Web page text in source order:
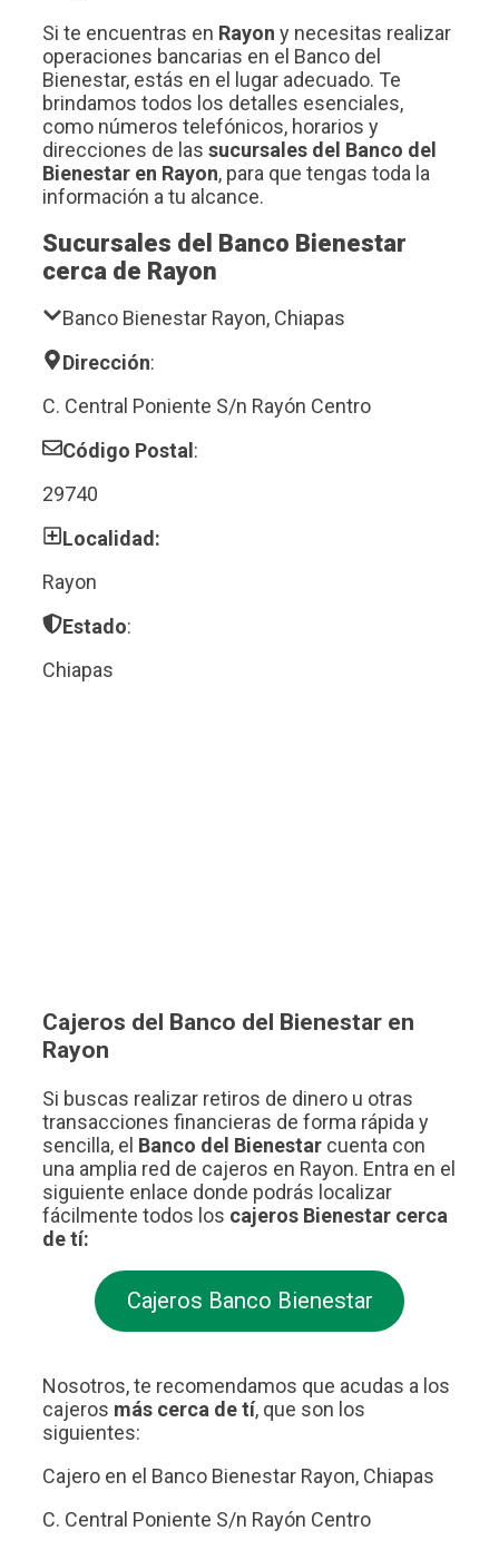
Si te encuentras en Rayon y necesitas realizar
operaciones bancarias en el Banco del
Bienestar, estás en el lugar adecuado. Te
brindamos todos los detalles esenciales,
como números telefónicos, horarios y
direcciones de las sucursales del Banco del
Bienestar en Rayon, para que tengas toda la
información a tu alcance.
Sucursales del Banco Bienestar
cerca de Rayon
Banco Bienestar Rayon, Chiapas
Dirección:
C. Central Poniente S/n Rayón Centro
Código Postal :
29740
Localidad:
Rayon
Estado:
Chiapas
Cajeros del Banco del Bienestar en
Rayon
Si buscas realizar retiros de dinero u otras
transacciones financieras de forma rápida y
sencilla, el Banco del Bienestar cuenta con
una amplia red de cajeros en Rayon. Entra en el
siguiente enlace donde podrás localizar
fácilmente todos los cajeros Bienestar cerca
de tí:
Cajeros Banco Bienestar
Nosotros, te recomendamos que acudas a los
cajeros más cerca de tí, que son los
siguientes:
Cajero en el Banco Bienestar Rayon, Chiapas
C. Central Poniente S/n Rayón Centro